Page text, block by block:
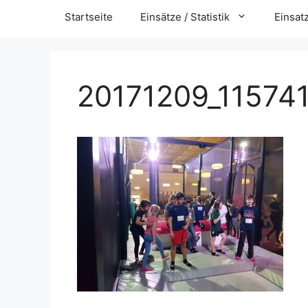
Startseite Einsätze / Statistik
20171209_115741